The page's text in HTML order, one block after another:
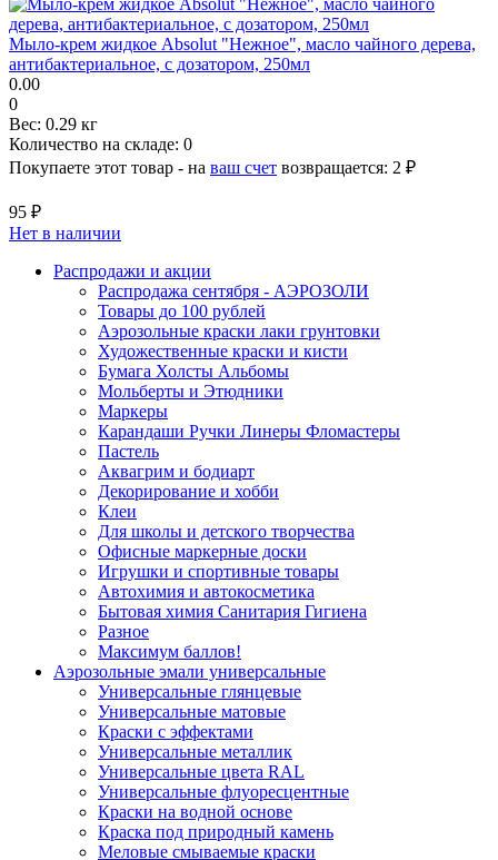
Мыло-крем жидкое Absolut "Нежное", масло чайного дерева,
антибактериальное, с дозатором, 250мл
0.00
0
Вес: 0.29 кг
Количество на складе: 0
Покупаете этот товар - на ваш счет возвращается: 2 ₽
95 ₽
Нет в наличии
Распродажи и акции
Распродажа сентября - АЭРОЗОЛИ
Товары до 100 рублей
Аэрозольные краски лаки грунтовки
Художественные краски и кисти
Бумага Холсты Альбомы
Мольберты и Этюдники
Маркеры
Карандаши Ручки Линеры Фломастеры
Пастель
Аквагрим и бодиарт
Декорирование и хобби
Клеи
Для школы и детского творчества
Офисные маркерные доски
Игрушки и спортивные товары
Автохимия и автокосметика
Бытовая химия Санитария Гигиена
Разное
Максимум баллов!
Аэрозольные эмали универсальные
Универсальные глянцевые
Универсальные матовые
Краски с эффектами
Универсальные металлик
Универсальные цвета RAL
Универсальные флуоресцентные
Краски на водной основе
Краска под природный камень
Меловые смываемые краски